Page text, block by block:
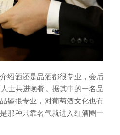
绍酒还是品酒都很专业，会后
士共进晚餐。据其中的一名品
鉴很专业，对葡萄酒文化也有
那种只靠名气就进入红酒圈一